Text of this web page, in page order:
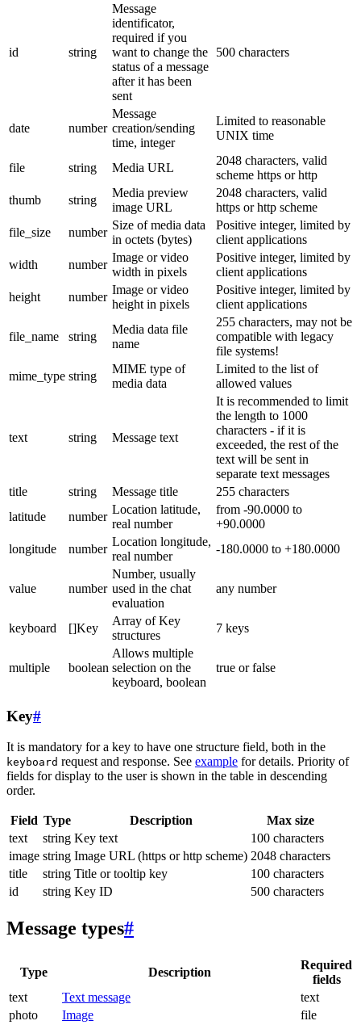
id string
Message
identificator,
required if you
want to change the
status of a message
after it has been
sent
500 characters
date number
Message
creation/sending
time, integer
Limited to reasonable
UNIX time
file string Media URL
2048 characters, valid
scheme https or http
thumb
string
Media preview
image URL
2048 characters, valid
https or http scheme
file_size
number
Size of media data
in octets (bytes)
Positive integer, limited by
client applications
width
number
Image or video
width in pixels
Positive integer, limited by
client applications
height
number
Image or video
height in pixels
Positive integer, limited by
client applications
file_name string
Media data file
name
255 characters, may not be
compatible with legacy
file systems!
mime_type string
MIME type of
media data
Limited to the list of
allowed values
text string Message text
It is recommended to limit
the length to 1000
characters - if it is
exceeded, the rest of the
text will be sent in
separate text messages
title
string Message title
255 characters
latitude
number
Location latitude,
real number
from -90.0000 to
+90.0000
longitude
number
Location longitude,
real number
-180.0000 to +180.0000
value number
Number, usually
used in the chat
evaluation
any number
keyboard []Key
Array of Key
structures
7 keys
multiple boolean
Allows multiple
selection on the
keyboard, boolean
true or false
Key#
It is mandatory for a key to have one structure field, both in the
keyboard request and response. See example for details. Priority of
fields for display to the user is shown in the table in descending
order.
Field Type Description
Max size
text
string Key text
100 characters
image string Image URL (https or http scheme) 2048 characters
title
string Title or tooltip key
100 characters
id
string Key ID 500 characters
Message types#
Type Description
Required
fields
text
Text message
text
photo
Image
file